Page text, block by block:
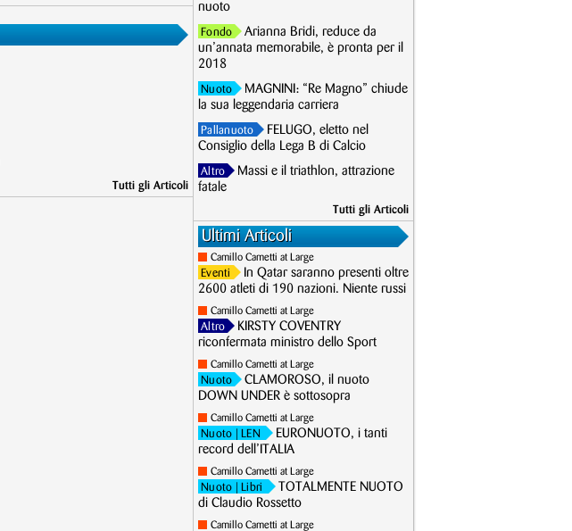
Tutti gli Articoli
nuoto
Fondo
Arianna Bridi, reduce da
un’annata memorabile, è pronta per il
2018
Nuoto
MAGNINI: “Re Magno” chiude
la sua leggendaria carriera
Pallanuoto
FELUGO, eletto nel
Consiglio della Lega B di Calcio
Altro
Massi e il triathlon, attrazione
fatale
Tutti gli Articoli
Ultimi Articoli
Camillo Cametti at Large
Eventi
In Qatar saranno presenti oltre
2600 atleti di 190 nazioni. Niente russi
Camillo Cametti at Large
Altro
KIRSTY COVENTRY
riconfermata ministro dello Sport
Camillo Cametti at Large
Nuoto
CLAMOROSO, il nuoto
DOWN UNDER è sottosopra
Camillo Cametti at Large
Nuoto | LEN
EURONUOTO, i tanti
record dell’ITALIA
Camillo Cametti at Large
Nuoto | Libri
TOTALMENTE NUOTO
di Claudio Rossetto
Camillo Cametti at Large